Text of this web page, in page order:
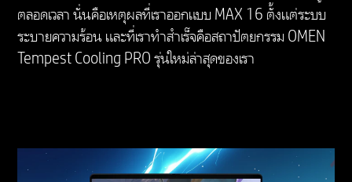
Up to 40.6 cm (16") diagonal, WQXGA (2560 x
1600), QHD, 60-240 Hz, 3 ms response time,
UWVA, edge-to-edge glass, micro-edge, Low
Blue Light, 500 nits,100% sRGB
ประสิทธิภาพจริงอาจสูงหรือต่ำกว่า
ตลอดเวลา นั่นคือเหตุผลที่เราออกแบบ MAX 16 ตั้งแต่ระบบ
ระบายความร้อน และที่เราทำสำเร็จคือสถาปัตยกรรม OMEN
Tempest Cooling PRO รุ่นใหม่ล่าสุดของเรา